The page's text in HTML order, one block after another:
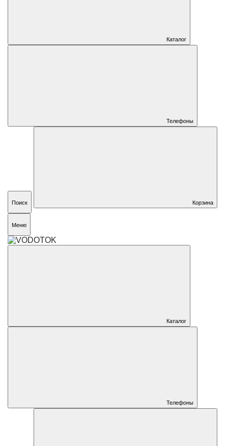
Каталог
Телефоны
Поиск Корзина
Меню
Каталог
Телефоны